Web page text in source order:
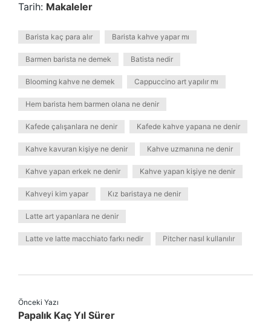
Tarih: Makaleler
Barista kaç para alır Barista kahve yapar mı
Barmen barista ne demek Batista nedir
Blooming kahve ne demek Cappuccino art yapılır mı
Hem barista hem barmen olana ne denir
Kafede çalışanlara ne denir Kafede kahve yapana ne denir
Kahve kavuran kişiye ne denir Kahve uzmanına ne denir
Kahve yapan erkek ne denir Kahve yapan kişiye ne denir
Kahveyi kim yapar Kız baristaya ne denir
Latte art yapanlara ne denir
Latte ve latte macchiato farkı nedir Pitcher nasıl kullanılır
Önceki Yazı
Papalık Kaç Yıl Sürer